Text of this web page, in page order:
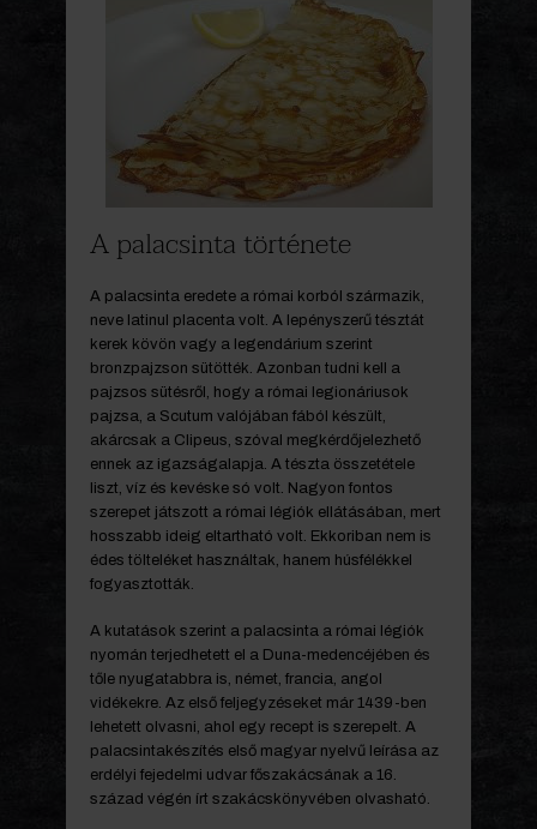
A palacsinta története
A palacsinta eredete a római korból származik,
neve latinul placenta volt. A lepényszerű tésztát
kerek kövön vagy a legendárium szerint
bronzpajzson sütötték. Azonban tudni kell a
pajzsos sütésről, hogy a római legionáriusok
pajzsa, a Scutum valójában fából készült,
akárcsak a Clipeus, szóval megkérdőjelezhető
ennek az igazságalapja. A tészta összetétele
liszt, víz és kevéske só volt. Nagyon fontos
szerepet játszott a római légiók ellátásában, mert
hosszabb ideig eltartható volt. Ekkoriban nem is
édes tölteléket használtak, hanem húsfélékkel
fogyasztották.
A kutatások szerint a palacsinta a római légiók
nyomán terjedhetett el a Duna-medencéjében és
tőle nyugatabbra is, német, francia, angol
vidékekre. Az első feljegyzéseket már 1439-ben
lehetett olvasni, ahol egy recept is szerepelt. A
palacsintakészítés első magyar nyelvű leírása az
erdélyi fejedelmi udvar főszakácsának a 16.
század végén írt szakácskönyvében olvasható.